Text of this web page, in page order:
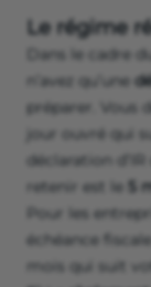
Le régime
Dans le cadre
n’avez qu’une
préparer. Vous
jour ouvré qui
déclaration
retenir est le 5
Pour les
échéance
mois qui suit